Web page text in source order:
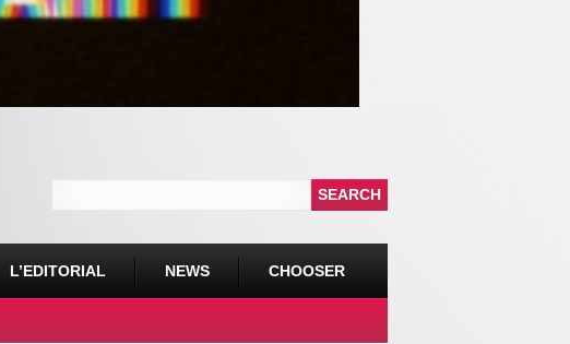
L’EDITORIAL NEWS CHOOSER